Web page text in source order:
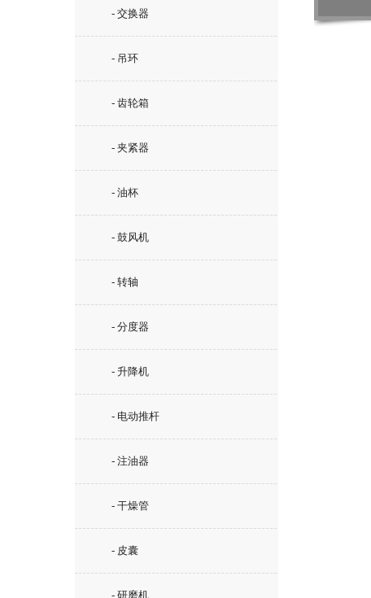
- 交换器
- 吊环
- 齿轮箱
- 夹紧器
- 油杯
- 鼓风机
- 转轴
- 分度器
- 升降机
- 电动推杆
- 注油器
- 干燥管
- 皮囊
- 研磨机